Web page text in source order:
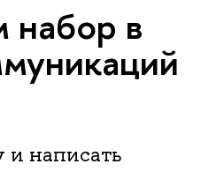
набор в
и написать